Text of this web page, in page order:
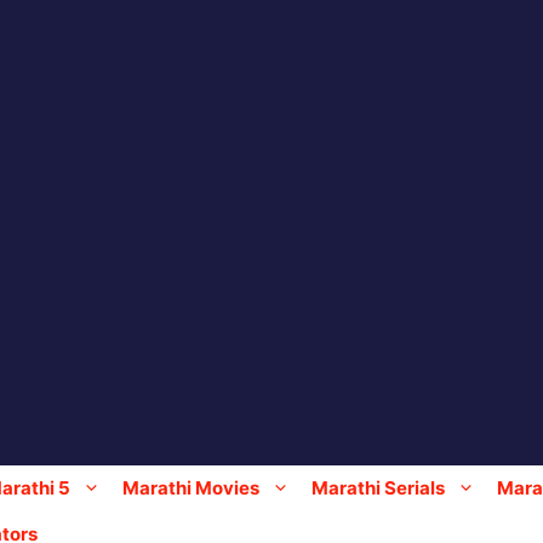
5 Marathi Movies Marathi Serials